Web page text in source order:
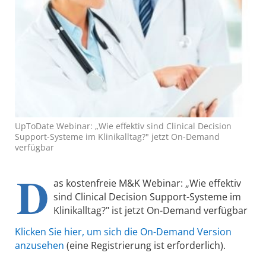
UpToDate Webinar: „Wie effektiv sind Clinical Decision
Support-Systeme im Klinikalltag?" jetzt On-Demand
verfügbar
D as kostenfreie M&K Webinar: „Wie effektiv
sind Clinical Decision Support-Systeme im
Klinikalltag?" ist jetzt On-Demand verfügbar
Klicken Sie hier, um sich die On-Demand Version
anzusehen (eine Registrierung ist erforderlich).